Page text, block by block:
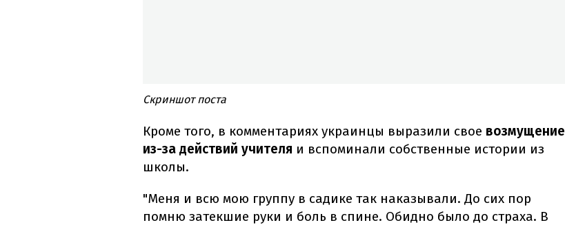
Скриншот поста
Кроме того, в комментариях украинцы выразили свое возмущение
из-за действий учителя и вспоминали собственные истории из
школы.
"Меня и всю мою группу в садике так наказывали. До сих пор
помню затекшие руки и боль в спине. Обидно было до страха. В